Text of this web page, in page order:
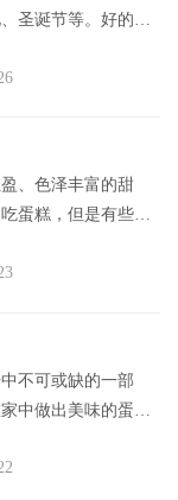
圣诞节等。好的蛋
绍蛋糕制
、色泽丰富的甜
蛋糕，但是有些时
可是却没有
不可或缺的一部
中做出美味的蛋
烘焙，今天，我